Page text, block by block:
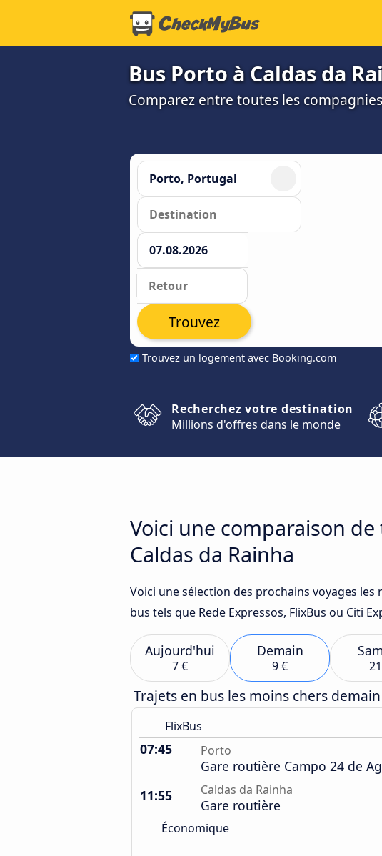
Bus Porto à Caldas da
Comparez entre toutes les
Trouvez un logement avec Booking.com
Trouvez
Recherchez votre destination
Millions d'offres dans le monde
Voici une comparaison
Caldas da Rainha
Voici une sélection des prochains voyages
bus tels que Rede Expressos, FlixBus ou Citi
Aujourd'hui
7 €
Demain
9 €
Trajets en bus les moins chers demain
FlixBus
07:45 Porto
Gare routière Campo 24 de
11:55
Caldas da Rainha
Gare routière
Économique